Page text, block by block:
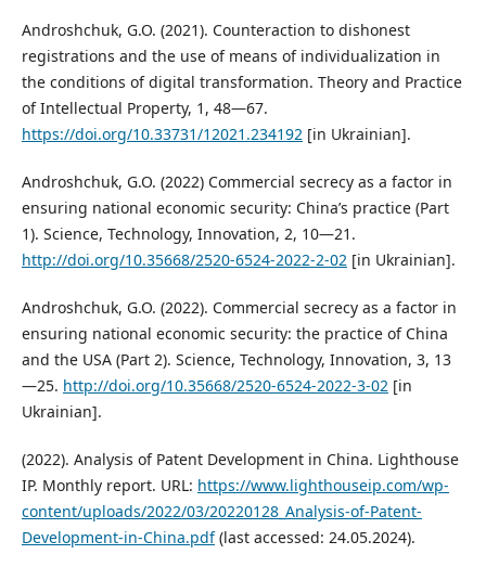
Androshchuk, G.O. (2021). Counteraction to dishonest
registrations and the use of means of individualization in
the conditions of digital transformation. Theory and Practice
of Intellectual Property, 1, 48—67.
https://doi.org/10.33731/12021.234192[in Ukrainian].
Androshchuk, G.O. (2022) Commercial secrecy as a factor in
ensuring national economic security: China’s practice (Part
1). Science, Technology, Innovation, 2, 10—21.
http://doi.org/10.35668/2520-6524-2022-2-02[in Ukrainian].
Androshchuk, G.O. (2022). Commercial secrecy as a factor in
ensuring national economic security: the practice of China
and the USA (Part 2). Science, Technology, Innovation, 3, 13
—25. http://doi.org/10.35668/2520-6524-2022-3-02[in
Ukrainian].
(2022). Analysis of Patent Development in China. Lighthouse
IP. Monthly report. URL: https://www.lighthouseip.com/wp-
content/uploads/2022/03/20220128_Analysis-of-Patent-
Development-in-China.pdf(last accessed: 24.05.2024).